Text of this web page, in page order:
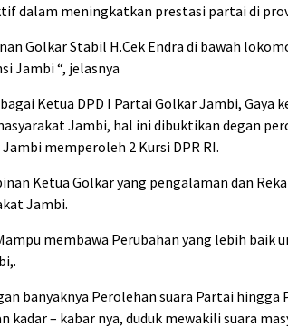
dalam meningkatkan prestasi partai di
Golkar Stabil H.Cek Endra di bawah
Jambi “, jelasnya
Ketua DPD I Partai Golkar Jambi, Gaya
Jambi, hal ini dibuktikan degan
memperoleh 2 Kursi DPR RI.
Ketua Golkar yang pengalaman dan
Jambi.
membawa Perubahan yang lebih baik
banyaknya Perolehan suara Partai hingga
kadar – kabar nya, duduk mewakili suara